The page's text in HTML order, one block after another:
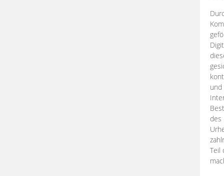
des
Teil